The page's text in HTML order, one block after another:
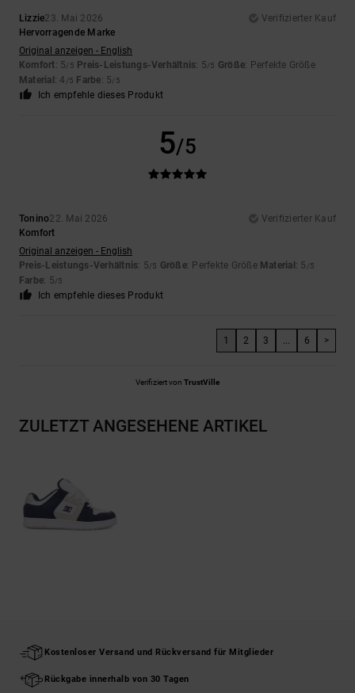
Lizzie23. Mai 2026
Verifizierter Kauf
Hervorragende Marke
Original anzeigen - English
Komfort: 5/5 Preis-Leistungs-Verhältnis: 5/5 Größe: Perfekte Größe
Material : 4 /5 Farbe: 5/5
Ich empfehle dieses Produkt
5/5
Tonino22. Mai 2026
Verifizierter Kauf
Komfort
Original anzeigen - English
Preis-Leistungs-Verhältnis: 5/5 Größe: Perfekte Größe Material : 5 /5
Farbe: 5/5
Ich empfehle dieses Produkt
1 2 3 ... 6 >
Verifiziert von TrustVille
ZULETZT ANGESEHENE ARTIKEL
Kostenloser Versand und Rückversand für Mitglieder
Rückgabe innerhalb von 30 Tagen